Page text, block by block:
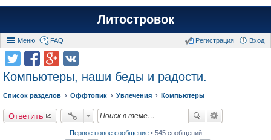
Литостровок
Меню FAQ Вход
Регистрация
Компьютеры, наши беды и радости.
Список разделов Оффтопик Увлечения Компьютеры
Ответить
Первое новое сообщение• 545 сообщений